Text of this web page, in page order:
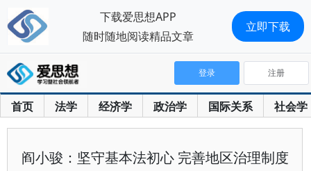
首页 法学 经济学 政治学 国际关系 社会学
登录 注册
阎小骏：坚守基本法初心 完善地区治理制度
下载爱思想APP
随时随地阅读精品文章
立即下载